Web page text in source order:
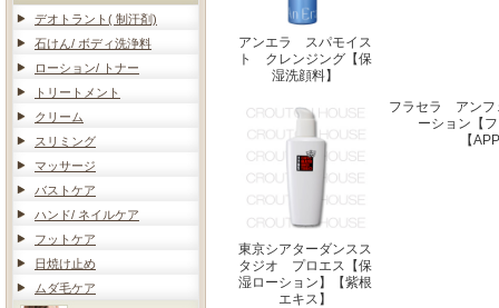
デオトラント( 制汗剤)
石けん/ ボディ洗浄料
ローション/ トナー
トリートメント
クリーム
スリミング
マッサージ
バストケア
ハンド/ ネイルケア
フットケア
日焼け止め
ムダ毛ケア
アンエラ スパモイス
ト クレンジング【保
湿洗顔料】
東京シアターダンスス
タジオ プロエス【保
湿ローション】【紫根
エキス】
フラセラ アンフ
ーション【
【